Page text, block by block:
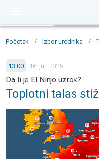
Početak / Izbor urednika /
13:00 16. jun 2026.
Da li je El Ninjo uzrok?
Toplotni talas